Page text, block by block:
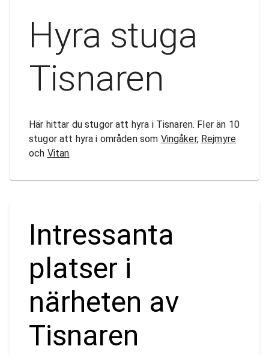
Hyra stuga
Tisnaren
Här hittar du stugor att hyra i Tisnaren. Fler än 10
stugor att hyra i områden som Vingåker, Rejmyre
och Vitan.
Intressanta
platser i
närheten av
Tisnaren